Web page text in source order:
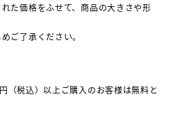
た価格をふせて、商品の大きさや形
ご了承ください。
（税込）以上ご購入のお客様は無料と